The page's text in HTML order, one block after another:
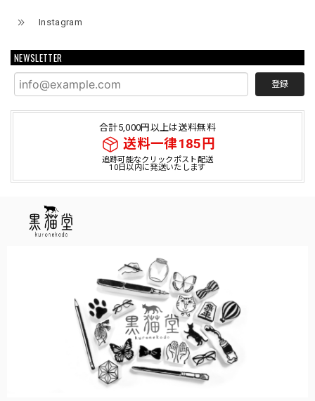
Instagram
NEWSLETTER
登録
合計5,000円以上は送料無料
送料一律185円
追跡可能なクリックポスト配送
10日以内に発送いたします